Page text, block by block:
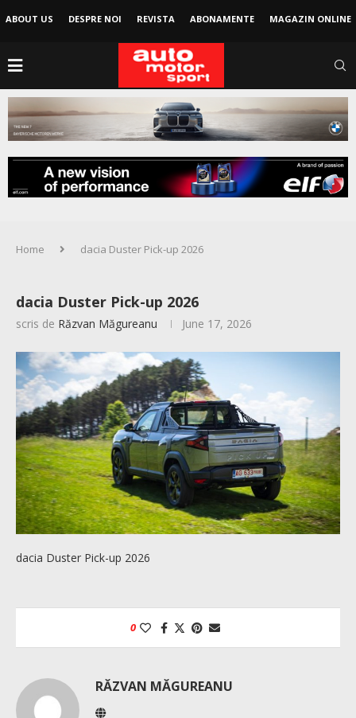
ABOUT US DESPRE NOI REVISTA ABONAMENTE MAGAZIN ONLINE
Home dacia Duster Pick-up 2026
dacia Duster Pick-up 2026
scris de Răzvan Măgureanu June 17, 2026
dacia Duster Pick-up 2026
0
RĂZVAN MĂGUREANU